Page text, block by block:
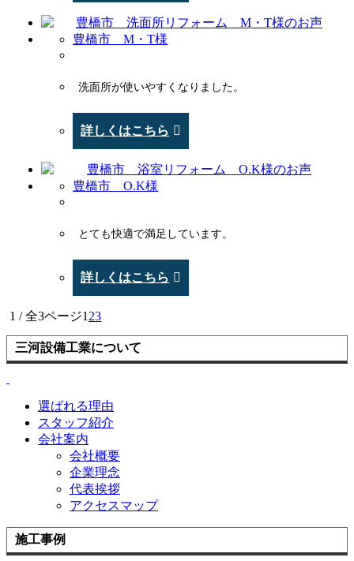
豊橋市 M・T様
洗面所が使いやすくなりました。
詳しくはこちら
豊橋市 O.K様
とても快適で満足しています。
詳しくはこちら
1 / 全3ページ1 23
三河設備工業について
選ばれる理由
スタッフ紹介
会社案内
会社概要
企業理念
代表挨拶
アクセスマップ
施工事例